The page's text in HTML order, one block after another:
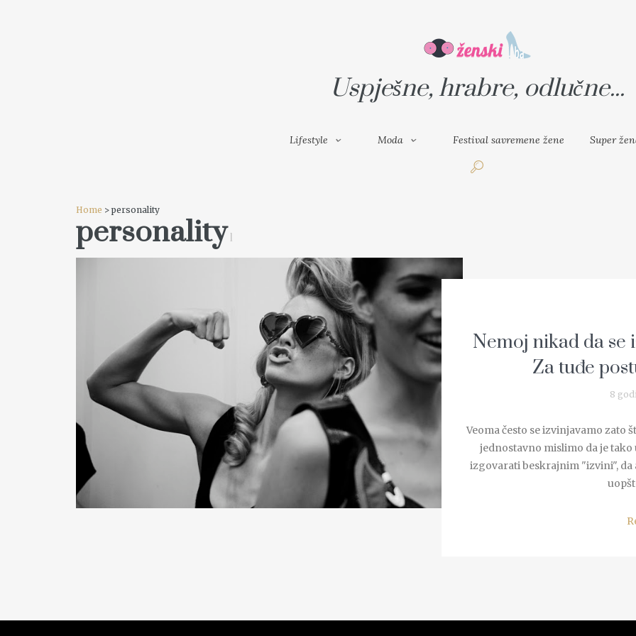
SUPER ŽENA
Uspješne, hrabre, odlučne...
Lifestyle Moda Festival savremene žene Super
Home > personality
personality 1
READ MORE
Nemoj nikad da se
Za tuđe
8
Veoma često se izvinjavamo zato
jednostavno mislimo da je
izgovarati beskrajnim "izvini", da